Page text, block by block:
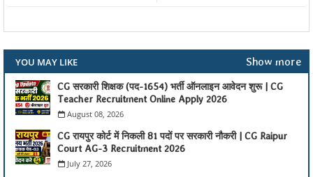
YOU MAY LIKE Show more
CG सरकारी शिक्षक (पद-1654) भर्ती ऑनलाइन आवेदन शुरू | CG
Teacher Recruitment Online Apply 2026
August 08, 2026
CG रायपुर कोर्ट में निकली 81 पदों पर सरकारी नौकरी | CG Raipur
Court AG-3 Recruitment 2026
July 27, 2026